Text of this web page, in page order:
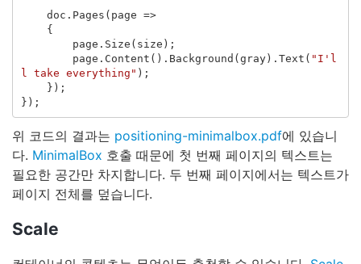
doc . Pages ( page =>
{
page . Size ( size );
page . Content (). Background ( gray). Text ( "I'l
l take everything" );
});
});
위 코드의 결과는 positioning-minimalbox.pdf에 있습니
다. MinimalBox 호출 때문에 첫 번째 페이지의 텍스트는
필요한 공간만 차지합니다. 두 번째 페이지에서는 텍스트가
페이지 전체를 덮습니다.
Scale